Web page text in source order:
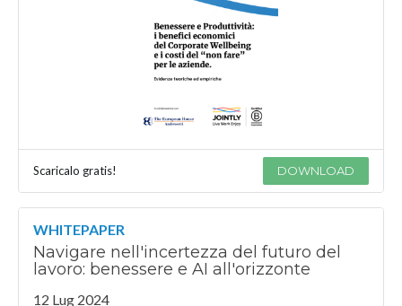
Scaricalo gratis! DOWNLOAD
WHITEPAPER
Navigare nell'incertezza del futuro del
lavoro: benessere e AI all'orizzonte
12 Lug 2024